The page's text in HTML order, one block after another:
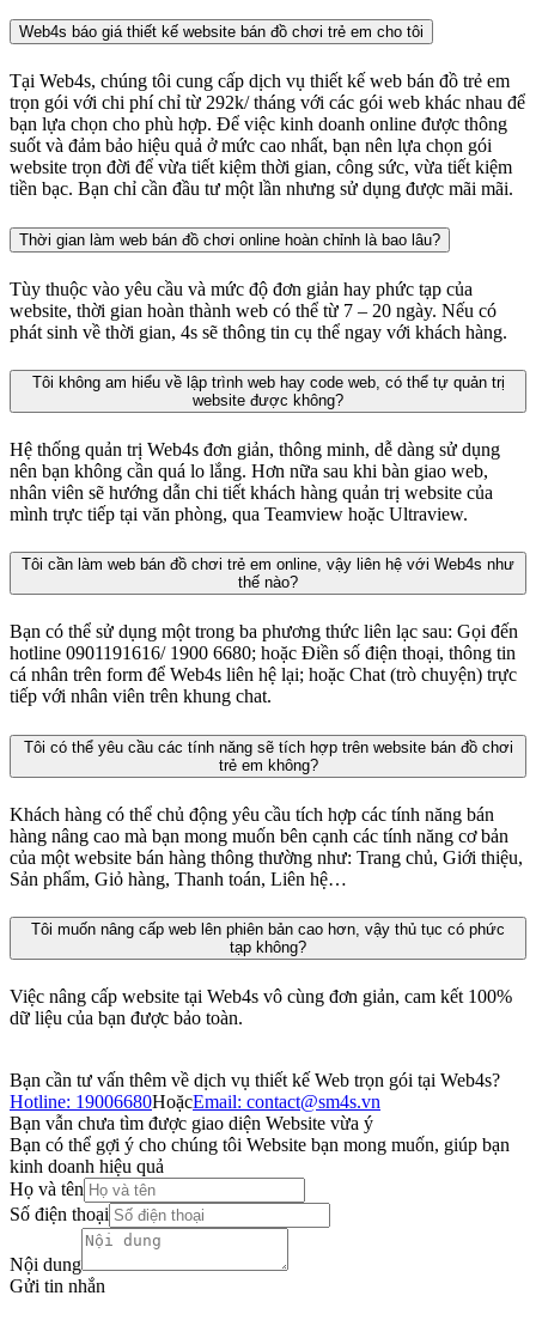
Web4s báo giá thiết kế website bán đồ chơi trẻ em cho tôi
Tại Web4s, chúng tôi cung cấp dịch vụ thiết kế web bán đồ trẻ em
trọn gói với chi phí chỉ từ 292k/ tháng với các gói web khác nhau để
bạn lựa chọn cho phù hợp. Để việc kinh doanh online được thông
suốt và đảm bảo hiệu quả ở mức cao nhất, bạn nên lựa chọn gói
website trọn đời để vừa tiết kiệm thời gian, công sức, vừa tiết kiệm
tiền bạc. Bạn chỉ cần đầu tư một lần nhưng sử dụng được mãi mãi.
Thời gian làm web bán đồ chơi online hoàn chỉnh là bao lâu?
Tùy thuộc vào yêu cầu và mức độ đơn giản hay phức tạp của
website, thời gian hoàn thành web có thể từ 7 – 20 ngày. Nếu có
phát sinh về thời gian, 4s sẽ thông tin cụ thể ngay với khách hàng.
Tôi không am hiểu về lập trình web hay code web, có thể tự quản trị
website được không?
Hệ thống quản trị Web4s đơn giản, thông minh, dễ dàng sử dụng
nên bạn không cần quá lo lắng. Hơn nữa sau khi bàn giao web,
nhân viên sẽ hướng dẫn chi tiết khách hàng quản trị website của
mình trực tiếp tại văn phòng, qua Teamview hoặc Ultraview.
Tôi cần làm web bán đồ chơi trẻ em online, vậy liên hệ với Web4s như
thế nào?
Bạn có thể sử dụng một trong ba phương thức liên lạc sau: Gọi đến
hotline 0901191616/ 1900 6680; hoặc Điền số điện thoại, thông tin
cá nhân trên form để Web4s liên hệ lại; hoặc Chat (trò chuyện) trực
tiếp với nhân viên trên khung chat.
Tôi có thể yêu cầu các tính năng sẽ tích hợp trên website bán đồ chơi
trẻ em không?
Khách hàng có thể chủ động yêu cầu tích hợp các tính năng bán
hàng nâng cao mà bạn mong muốn bên cạnh các tính năng cơ bản
của một website bán hàng thông thường như: Trang chủ, Giới thiệu,
Sản phẩm, Giỏ hàng, Thanh toán, Liên hệ…
Tôi muốn nâng cấp web lên phiên bản cao hơn, vậy thủ tục có phức
tạp không?
Việc nâng cấp website tại Web4s vô cùng đơn giản, cam kết 100%
dữ liệu của bạn được bảo toàn.
Bạn cần tư vấn thêm về dịch vụ thiết kế Web trọn gói tại Web4s?
Hotline: 19006680HoặcEmail: contact@sm4s.vn
Bạn vẫn chưa tìm được giao diện Website vừa ý
Bạn có thể gợi ý cho chúng tôi Website bạn mong muốn, giúp bạn
kinh doanh hiệu quả
Họ và tên
Số điện thoại
Nội dung
Gửi tin nhắn